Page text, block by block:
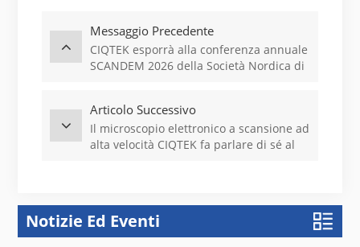
Messaggio Precedente
CIQTEK esporrà alla conferenza annuale
SCANDEM 2026 della Società Nordica di
Articolo Successivo
Il microscopio elettronico a scansione ad
alta velocità CIQTEK fa parlare di sé al
Notizie Ed Eventi